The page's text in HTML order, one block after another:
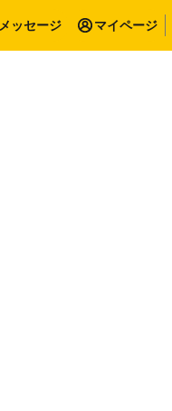
メッセージ マイページ